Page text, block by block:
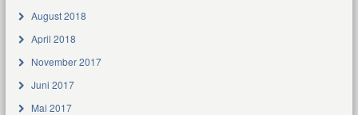
August 2018
April 2018
November 2017
Juni 2017
Mai 2017